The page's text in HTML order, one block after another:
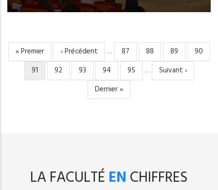
PAGINATION
Première
page
« Premier
Page
précédente
‹ Précédent … Page
87 Page
88 Page
89 Page
90
Page
courante
91 Page
92 Page
93 Page
94 Page
95 …
Page
suivante
Suivant ›
Dernière
page
Dernier »
LA FACULTÉ EN CHIFFRES